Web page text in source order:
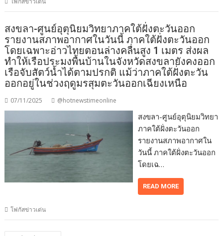
สงขลา-ศูนย์อุตุนิยมวิทยาภาคใต้ฝั่งตะวันออก
รายงานสภาพอากาศในวันนี้ ภาคใต้ฝั่งตะวันออก
โดยเฉพาะอ่าวไทยตอนล่างคลื่นสูง 1 เมตร ส่งผล
ทำให้เรือประมงพื้นบ้านในจังหวัดสงขลายังคงออก
เรือจับสัตว์น้ำได้ตามปรกติ แม้ว่าภาคใต้ฝั่งตะวัน
ออกอยู่ในช่วงฤดูมรสุมตะวันออกเฉียงเหนือ
07/11/2025 @hotnewstimeonline
สงขลา-ศูนย์อุตุนิยมวิทยา
ภาคใต้ฝั่งตะวันออก
รายงานสภาพอากาศใน
วันนี้ ภาคใต้ฝั่งตะวันออก
โดยเฉ…
READ MORE
โฟกัสข่าวเด่น